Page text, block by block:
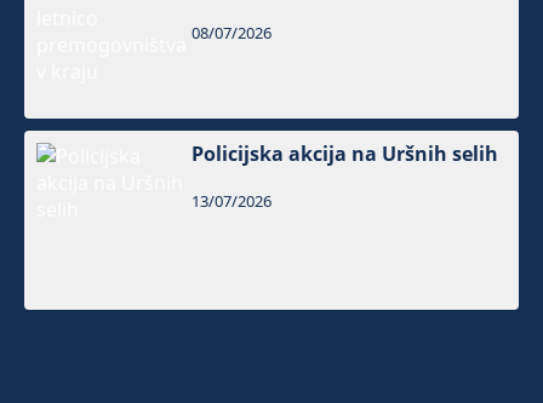
08/07/2026
Policijska akcija na Uršnih selih
13/07/2026